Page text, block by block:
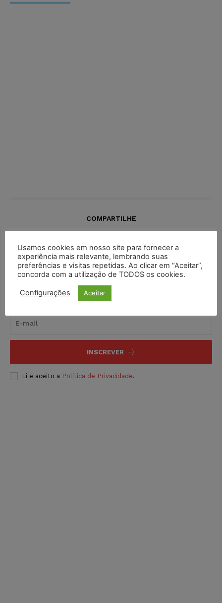
COMPARTILHE
Inscreva-se
INSCREVER
Li e aceito a Política de Privacidade.
Usamos cookies em nosso site para fornecer a
experiência mais relevante, lembrando suas
preferências e visitas repetidas. Ao clicar em “Aceitar”,
concorda com a utilização de TODOS os cookies.
Configurações Aceitar